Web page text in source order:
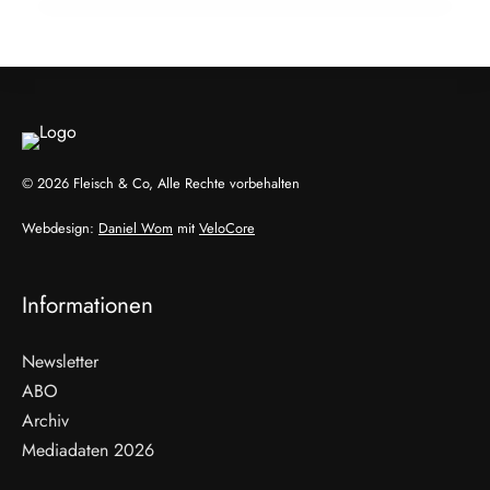
© 2026 Fleisch & Co, Alle Rechte vorbehalten
Webdesign: Daniel Wom mit VeloCore
Informationen
Newsletter
ABO
Archiv
Mediadaten 2026